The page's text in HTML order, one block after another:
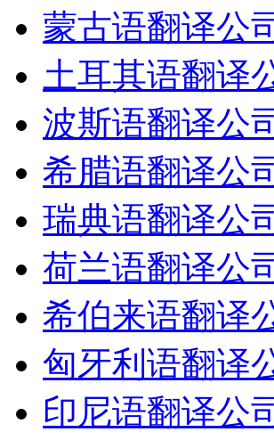
蒙古语翻译公
土耳其语翻译
波斯语翻译公
希腊语翻译公
瑞典语翻译公
荷兰语翻译公
希伯来语翻译
匈牙利语翻译
印尼语翻译公